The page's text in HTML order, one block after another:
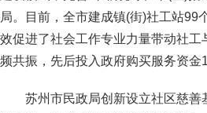
局。目前，全市建成镇(街)社工站99
效促进了社会工作专业力量带动社
频共振，先后投入政府购买服务资
苏州市民政局创新设立社区慈